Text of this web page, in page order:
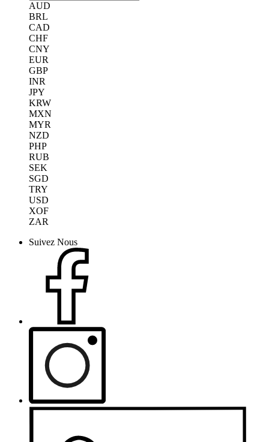
AUD
BRL
CAD
CHF
CNY
EUR
GBP
INR
JPY
KRW
MXN
MYR
NZD
PHP
RUB
SEK
SGD
TRY
USD
XOF
ZAR
Suivez Nous